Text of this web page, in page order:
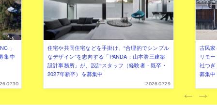
」
集中
住宅や共同住宅などを手掛け、“合理的でシンプル
なデザイン”を志向する「PANDA：山本浩三建築
設計事務所」が、設計スタッフ（経験者・既卒・
2027年新卒）を募集中
2026.07.29
古民
リモ
社つ
募集中